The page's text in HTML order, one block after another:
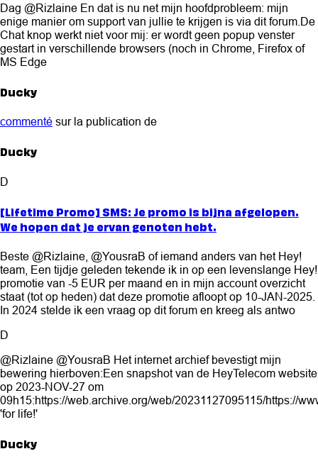
Dag @Rizlaine En dat is nu net mijn hoofdprobleem: mijn
enige manier om support van jullie te krijgen is via dit forum.De
Chat knop werkt niet voor mij: er wordt geen popup venster
gestart in verschillende browsers (noch in Chrome, Firefox of
MS Edge
Ducky
commenté sur la publication de
Ducky
D
[Lifetime Promo] SMS: Je promo is bijna afgelopen.
We hopen dat je ervan genoten hebt.
Beste @Rizlaine, @YousraB of iemand anders van het Hey!
team, Een tijdje geleden tekende ik in op een levenslange Hey!
promotie van -5 EUR per maand en in mijn account overzicht
staat (tot op heden) dat deze promotie afloopt op 10-JAN-2025.
In 2024 stelde ik een vraag op dit forum en kreeg als antwo
D
@Rizlaine @YousraB Het internet archief bevestigt mijn
bewering hierboven:Een snapshot van de HeyTelecom website
op 2023-NOV-27 om
09h15:https://web.archive.org/web/20231127095115/https://
'for life!'
Ducky